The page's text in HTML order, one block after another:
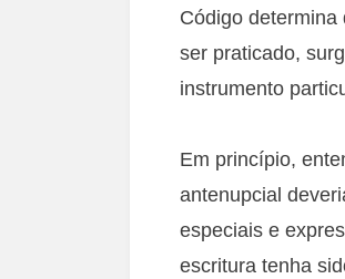
Código
ser praticado,
instrumento
Em princípio,
antenupcial
especiais e
escritura tenha